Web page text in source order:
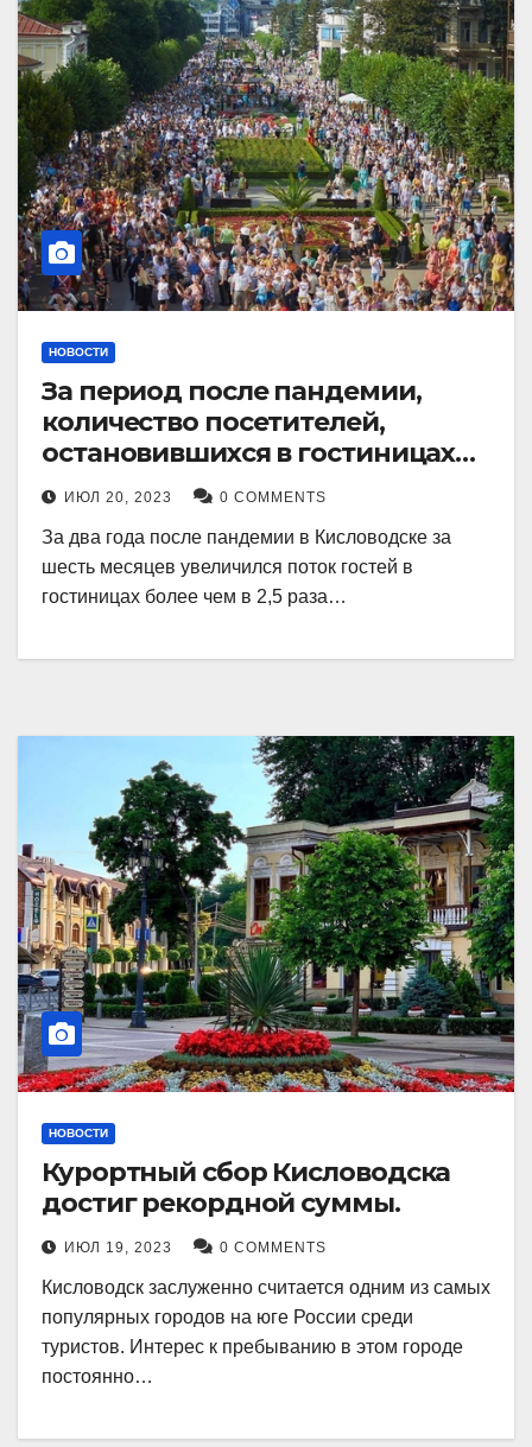
НОВОСТИ
За период после пандемии,
количество посетителей,
остановившихся в гостиницах
Кисловодска, выросло в 2,5 раза.
ИЮЛ 20, 2023 0 COMMENTS
За два года после пандемии в Кисловодске за
шесть месяцев увеличился поток гостей в
гостиницах более чем в 2,5 раза…
НОВОСТИ
Курортный сбор Кисловодска
достиг рекордной суммы.
ИЮЛ 19, 2023 0 COMMENTS
Кисловодск заслуженно считается одним из самых
популярных городов на юге России среди
туристов. Интерес к пребыванию в этом городе
постоянно…